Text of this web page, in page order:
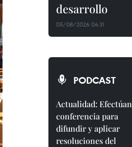
desarrollo
05/08/2026 04:31
PODCAST
Actualidad: Efectúan
conferencia para
difundir y aplicar
resoluciones del